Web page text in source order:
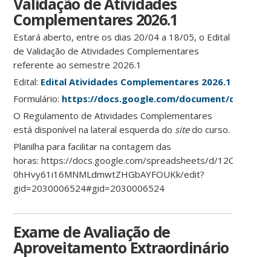
Complementares 2026.1
Estará aberto, entre os dias 20/04 a 18/05, o Edital
de Validação de Atividades Complementares
referente ao semestre 2026.1
Edital: Edital Atividades Complementares 2026.1
Formulário: https://docs.google.com/document/d/
O Regulamento de Atividades Complementares
está disponível na lateral esquerda do sitedo curso.
Planilha para facilitar na contagem das
horas: https://docs.google.com/spreadsheets/d/
0hHvy61i16MNMLdmwtZHGbAYFOUKk/edit?
gid=2030006524#gid=2030006524
Exame de Avaliação de
Aproveitamento Extraordinário